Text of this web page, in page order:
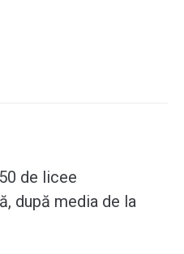
de licee
după media de la